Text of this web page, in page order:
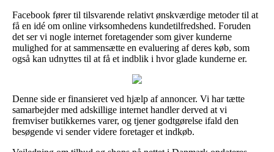
Facebook fører til tilsvarende relativt ønskværdige metoder til at
få en idé om online virksomhedens kundetilfredshed. Foruden
det ser vi nogle internet foretagender som giver kunderne
mulighed for at sammensætte en evaluering af deres køb, som
også kan udnyttes til at få et indblik i hvor glade kunderne er.
Denne side er finansieret ved hjælp af annoncer. Vi har tætte
samarbejder med adskillige internet handler derved at vi
fremviser butikkernes varer, og tjener godtgørelse ifald den
besøgende vi sender videre foretager et indkøb.